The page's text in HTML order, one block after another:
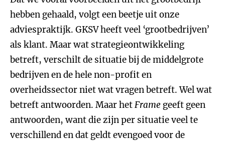
hebben gehaald, volgt een beetje uit onze
adviespraktijk. GKSV heeft veel ‘grootbedrijven’
als klant. Maar wat strategieontwikkeling
betreft, verschilt de situatie bij de middelgrote
bedrijven en de hele non-profit en
overheidssector niet wat vragen betreft. Wel wat
betreft antwoorden. Maar hetFrame geeft geen
antwoorden, want die zijn per situatie veel te
verschillend en dat geldt evengoed voor de